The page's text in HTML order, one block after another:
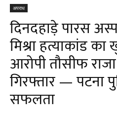
अपराध
दिनदहाड़े पारस
मिश्रा हत्याकांड
आरोपी तौसीफ
गिरफ्तार — पटना
सफलता